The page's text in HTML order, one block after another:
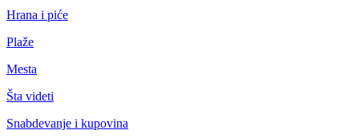
Hrana i piće
Plaže
Mesta
Šta videti
Snabdevanje i kupovina